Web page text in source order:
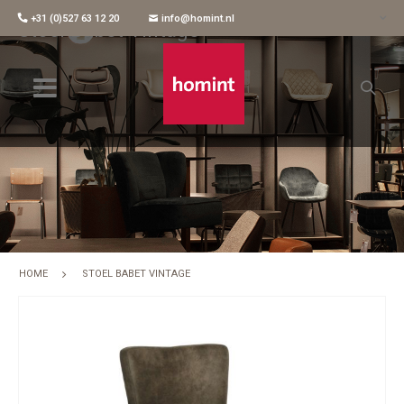
+31 (0)527 63 12 20 info@homint.nl
Stoel Babet Vintage
HOME STOEL BABET VINTAGE